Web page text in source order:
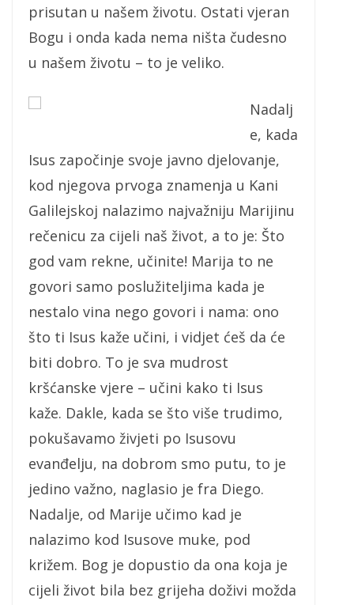
prisutan u našem životu. Ostati vjeran
Bogu i onda kada nema ništa čudesno
u našem životu – to je veliko.
Nadalj
e, kada
Isus započinje svoje javno djelovanje,
kod njegova prvoga znamenja u Kani
Galilejskoj nalazimo najvažniju Marijinu
rečenicu za cijeli naš život, a to je: Što
god vam rekne, učinite! Marija to ne
govori samo poslužiteljima kada je
nestalo vina nego govori i nama: ono
što ti Isus kaže učini, i vidjet ćeš da će
biti dobro. To je sva mudrost
kršćanske vjere – učini kako ti Isus
kaže. Dakle, kada se što više trudimo,
pokušavamo živjeti po Isusovu
evanđelju, na dobrom smo putu, to je
jedino važno, naglasio je fra Diego.
Nadalje, od Marije učimo kad je
nalazimo kod Isusove muke, pod
križem. Bog je dopustio da ona koja je
cijeli život bila bez grijeha doživi možda